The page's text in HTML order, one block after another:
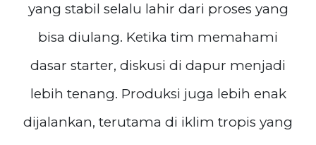
yang stabil selalu lahir dari proses yang
bisa diulang. Ketika tim memahami
dasar starter, diskusi di dapur menjadi
lebih tenang. Produksi juga lebih enak
dijalankan, terutama di iklim tropis yang